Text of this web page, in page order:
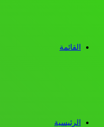
القائمة
الرئيسية